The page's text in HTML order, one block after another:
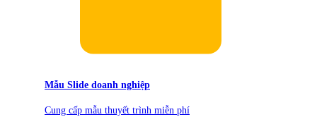
Mẫu Slide doanh nghiệp
Cung cấp mẫu thuyết trình miễn phí